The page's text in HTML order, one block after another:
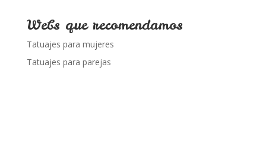
Webs que recomendamos
Tatuajes para mujeres
Tatuajes para parejas